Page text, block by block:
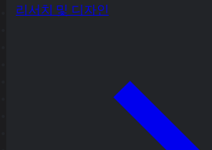
리서치 및 디자인